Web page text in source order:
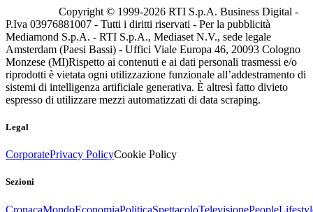
Copyright © 1999-2026 RTI S.p.A. Business Digital -
P.Iva 03976881007 - Tutti i diritti riservati - Per la pubblicità
Mediamond S.p.A. - RTI S.p.A., Mediaset N.V., sede legale
Amsterdam (Paesi Bassi) - Uffici Viale Europa 46, 20093 Cologno
Monzese (MI)Rispetto ai contenuti e ai dati personali trasmessi e/o
riprodotti è vietata ogni utilizzazione funzionale all’addestramento di
sistemi di intelligenza artificiale generativa. È altresì fatto divieto
espresso di utilizzare mezzi automatizzati di data scraping.
Legal
CorporatePrivacy PolicyCookie Policy
Sezioni
CronacaMondoEconomiaPoliticaSpettacoloTelevisionePeople